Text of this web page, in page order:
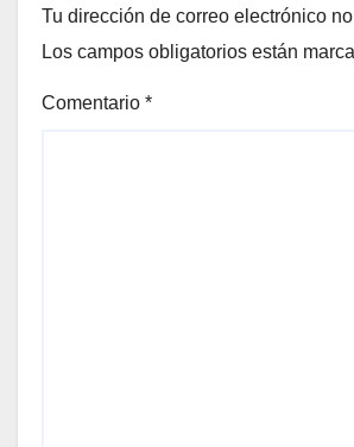
Tu dirección de correo electrónico
Los campos obligatorios están
Comentario *